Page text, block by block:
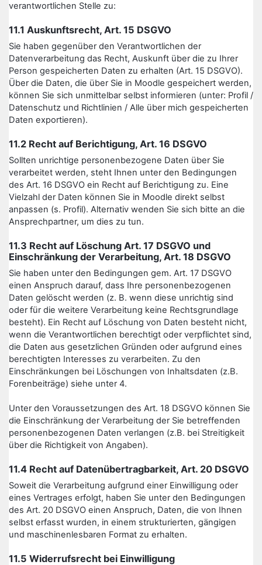
verantwortlichen Stelle zu:
11.1 Auskunftsrecht, Art. 15 DSGVO
Sie haben gegenüber den Verantwortlichen der
Datenverarbeitung das Recht, Auskunft über die zu Ihrer
Person gespeicherten Daten zu erhalten (Art. 15 DSGVO).
Über die Daten, die über Sie in Moodle gespeichert werden,
können Sie sich unmittelbar selbst informieren (unter: Profil /
Datenschutz und Richtlinien / Alle über mich gespeicherten
Daten exportieren).
11.2 Recht auf Berichtigung, Art. 16 DSGVO
Sollten unrichtige personenbezogene Daten über Sie
verarbeitet werden, steht Ihnen unter den Bedingungen
des Art. 16 DSGVO ein Recht auf Berichtigung zu. Eine
Vielzahl der Daten können Sie in Moodle direkt selbst
anpassen (s. Profil). Alternativ wenden Sie sich bitte an die
Ansprechpartner, um dies zu tun.
11.3 Recht auf Löschung Art. 17 DSGVO und
Einschränkung der Verarbeitung, Art. 18 DSGVO
Sie haben unter den Bedingungen gem. Art. 17 DSGVO
einen Anspruch darauf, dass Ihre personenbezogenen
Daten gelöscht werden (z. B. wenn diese unrichtig sind
oder für die weitere Verarbeitung keine Rechtsgrundlage
besteht). Ein Recht auf Löschung von Daten besteht nicht,
wenn die Verantwortlichen berechtigt oder verpflichtet sind,
die Daten aus gesetzlichen Gründen oder aufgrund eines
berechtigten Interesses zu verarbeiten. Zu den
Einschränkungen bei Löschungen von Inhaltsdaten (z.B.
Forenbeiträge) siehe unter 4.
Unter den Voraussetzungen des Art. 18 DSGVO können Sie
die Einschränkung der Verarbeitung der Sie betreffenden
personenbezogenen Daten verlangen (z.B. bei Streitigkeit
über die Richtigkeit von Angaben).
11.4 Recht auf Datenübertragbarkeit, Art. 20 DSGVO
Soweit die Verarbeitung aufgrund einer Einwilligung oder
eines Vertrages erfolgt, haben Sie unter den Bedingungen
des Art. 20 DSGVO einen Anspruch, Daten, die von Ihnen
selbst erfasst wurden, in einem strukturierten, gängigen
und maschinenlesbaren Format zu erhalten.
11.5 Widerrufsrecht bei Einwilligung